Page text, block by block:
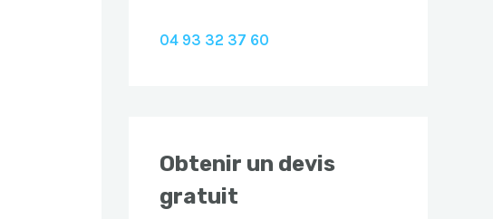
04 93 32 37 60
Obtenir un devis
gratuit